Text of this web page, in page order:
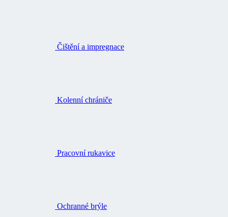
Čištění a impregnace
Kolenní chrániče
Pracovní rukavice
Ochranné brýle